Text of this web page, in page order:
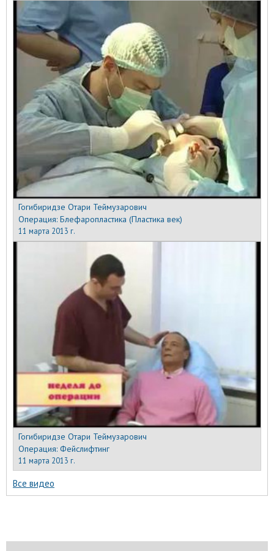
Гогибиридзе Отари Теймузарович
Операция:Блефаропластика (Пластика век)
11 марта 2013 г.
Гогибиридзе Отари Теймузарович
Операция:Фейслифтинг
11 марта 2013 г.
Все видео